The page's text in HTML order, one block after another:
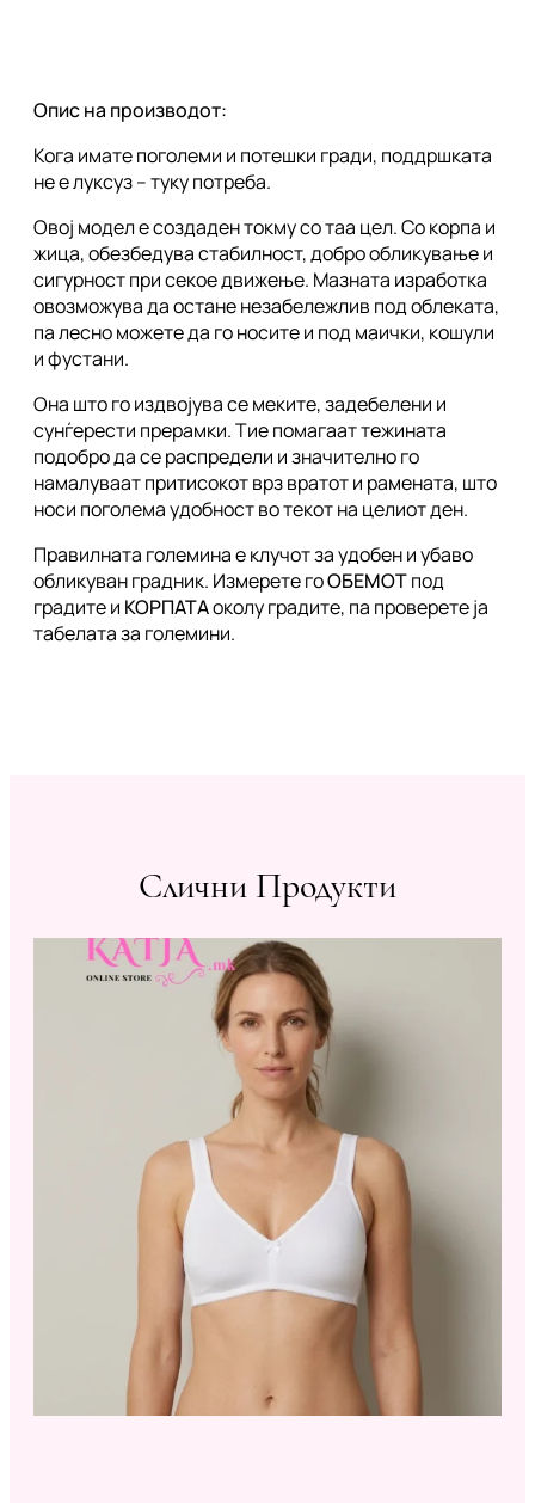
Опис на производот:
Кога имате поголеми и потешки гради, поддршката
не е луксуз – туку потреба.
Овој модел е создаден токму со таа цел. Со корпа и
жица, обезбедува стабилност, добро обликување и
сигурност при секое движење. Мазната изработка
овозможува да остане незабележлив под облеката,
па лесно можете да го носите и под маички, кошули
и фустани.
Она што го издвојува се меките, задебелени и
сунѓерести прерамки. Тие помагаат тежината
подобро да се распредели и значително го
намалуваат притисокот врз вратот и рамената, што
носи поголема удобност во текот на целиот ден.
Правилната големина е клучот за удобен и убаво
обликуван градник. Измерете гоОБЕМОТпод
градите и КОРПАТАоколу градите, па проверете ја
табелата за големини.
Слични Продукти